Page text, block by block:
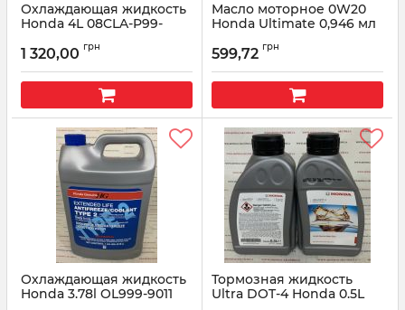
Охлаждающая жидкость
Honda 4L 08CLA-P99-
Артикул: 08CLAP9914ZY8
1 320,00 грн
Масло моторное 0W20
Honda Ultimate 0,946 мл
Артикул: 087989137
599,72 грн
Охлаждающая жидкость
Honda 3.78l OL999-9011
Тормозная жидкость
Ultra DOT-4 Honda 0.5L